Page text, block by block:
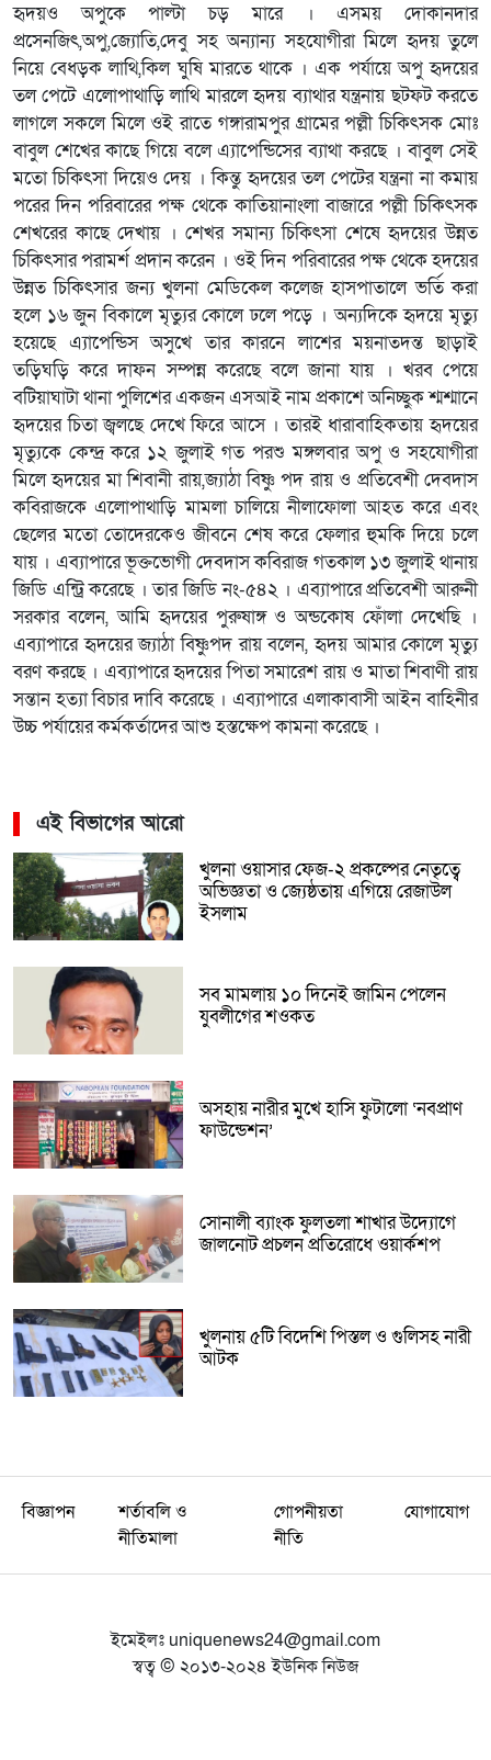
হৃদয়ও অপুকে পাল্টা চড় মারে । এসময় দোকানদার
প্রসেনজিৎ,অপু,জ্যোতি,দেবু সহ অন্যান্য সহযোগীরা মিলে হৃদয় তুলে
নিয়ে বেধড়ক লাথি,কিল ঘুষি মারতে থাকে । এক পর্যায়ে অপু হৃদয়ের
তল পেটে এলোপাথাড়ি লাথি মারলে হৃদয় ব্যাথার যন্ত্রনায় ছটফট করতে
লাগলে সকলে মিলে ওই রাতে গঙ্গারামপুর গ্ৰামের পল্লী চিকিৎসক মোঃ
বাবুল শেখের কাছে গিয়ে বলে এ্যাপেন্ডিসের ব্যাথা করছে । বাবুল সেই
মতো চিকিৎসা দিয়েও দেয় । কিন্তু হৃদয়ের তল পেটের যন্ত্রনা না কমায়
পরের দিন পরিবারের পক্ষ থেকে কাতিয়ানাংলা বাজারে পল্লী চিকিৎসক
শেখরের কাছে দেখায় । শেখর সমান্য চিকিৎসা শেষে হৃদয়ের উন্নত
চিকিৎসার পরামর্শ প্রদান করেন । ওই দিন পরিবারের পক্ষ থেকে হদয়ের
উন্নত চিকিৎসার জন্য খুলনা মেডিকেল কলেজ হাসপাতালে ভর্তি করা
হলে ১৬ জুন বিকালে মৃত্যুর কোলে ঢলে পড়ে । অন্যদিকে হৃদয়ে মৃত্যু
হয়েছে এ্যাপেন্ডিস অসুখে তার কারনে লাশের ময়নাতদন্ত ছাড়াই
তড়িঘড়ি করে দাফন সম্পন্ন করেছে বলে জানা যায় । খরব পেয়ে
বটিয়াঘাটা থানা পুলিশের একজন এসআই নাম প্রকাশে অনিচ্ছুক শ্মশ্মানে
হৃদয়ের চিতা জ্বলছে দেখে ফিরে আসে । তারই ধারাবাহিকতায় হৃদয়ের
মৃত্যুকে কেন্দ্র করে ১২ জুলাই গত পরশু মঙ্গলবার অপু ও সহযোগীরা
মিলে হৃদয়ের মা শিবানী রায়,জ্যাঠা বিষ্ণু পদ রায় ও প্রতিবেশী দেবদাস
কবিরাজকে এলোপাথাড়ি মামলা চালিয়ে নীলাফোলা আহত করে এবং
ছেলের মতো তোদেরকেও জীবনে শেষ করে ফেলার হুমকি দিয়ে চলে
যায় । এব্যাপারে ভূক্তভোগী দেবদাস কবিরাজ গতকাল ১৩ জুলাই থানায়
জিডি এন্ট্রি করেছে । তার জিডি নং-৫৪২ । এব্যাপারে প্রতিবেশী আরুনী
সরকার বলেন, আমি হৃদয়ের পুরুষাঙ্গ ও অন্ডকোষ ফোঁলা দেখেছি ।
এব্যাপারে হৃদয়ের জ্যাঠা বিষ্ণুপদ রায় বলেন, হৃদয় আমার কোলে মৃত্যু
বরণ করছে । এব্যাপারে হৃদয়ের পিতা সমারেশ রায় ও মাতা শিবাণী রায়
সন্তান হত্যা বিচার দাবি করেছে । এব্যাপারে এলাকাবাসী আইন বাহিনীর
উচ্চ পর্যায়ের কর্মকর্তাদের আশু হস্তক্ষেপ কামনা করেছে ।
এই বিভাগের আরো
খুলনা ওয়াসার ফেজ-২ প্রকল্পের নেতৃত্বে
অভিজ্ঞতা ও জ্যেষ্ঠতায় এগিয়ে রেজাউল
ইসলাম
সব মামলায় ১০ দিনেই জামিন পেলেন
যুবলীগের শওকত
অসহায় নারীর মুখে হাসি ফুটালো ‘নবপ্রাণ
ফাউন্ডেশন’
সোনালী ব্যাংক ফুলতলা শাখার উদ্যোগে
জালনোট প্রচলন প্রতিরোধে ওয়ার্কশপ
খুলনায় ৫টি বিদেশি পিস্তল ও গুলিসহ নারী
আটক
বিজ্ঞাপন
শর্তাবলি ও
নীতিমালা
গোপনীয়তা
নীতি
যোগাযোগ
ইমেইলঃ uniquenews24@gmail.com
স্বত্ব © ২০১৩-২০২৪ ইউনিক নিউজ